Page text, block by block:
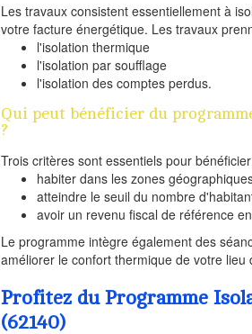
Les travaux consistent essentiellement à
votre facture énergétique. Les travaux
l'isolation thermique
l'isolation par soufflage
l'isolation des comptes perdus.
Qui peut bénéficier du
?
Trois critères sont essentiels pour
habiter dans les zones
atteindre le seuil du nombre
avoir un revenu fiscal de référence
Le programme intègre également des
améliorer le confort thermique de votre lieu
Profitez du Programme
(62140)